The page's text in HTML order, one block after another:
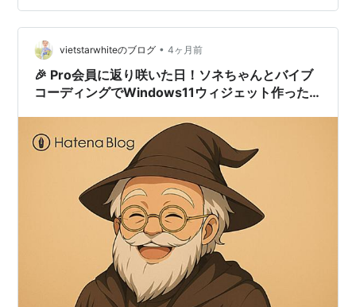
vietstarwhiteのブログ • 4ヶ月前
🎉 Pro会員に返り咲いた日！ソネちゃんとバイブ
コーディングでWindows11ウィジェット作った